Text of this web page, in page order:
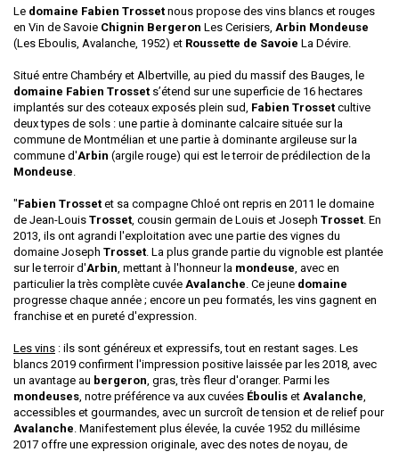
Le domaine Fabien Trosset nous propose des vins blancs et rouges
en Vin de Savoie Chignin Bergeron Les Cerisiers, Arbin Mondeuse
(Les Eboulis, Avalanche, 1952) et Roussette de Savoie La Dévire.
Situé entre Chambéry et Albertville, au pied du massif des Bauges, le
domaine Fabien Trosset s’étend sur une superficie de 16 hectares
implantés sur des coteaux exposés plein sud, Fabien Trosset cultive
deux types de sols : une partie à dominante calcaire située sur la
commune de Montmélian et une partie à dominante argileuse sur la
commune d'Arbin (argile rouge) qui est le terroir de prédilection de la
Mondeuse
"Fabien Trosset et sa compagne Chloé ont repris en 2011 le domaine
de Jean-Louis Trosset , cousin germain de Louis et Joseph Trosset . En
2013, ils ont agrandi l'exploitation avec une partie des vignes du
domaine Joseph Trosset . La plus grande partie du vignoble est plantée
sur le terroir d'Arbin , mettant à l'honneur la mondeuse , avec en
particulier la très complète cuvée Avalanche . Ce jeune domaine
progresse chaque année ; encore un peu formatés, les vins gagnent en
franchise et en pureté d'expression.
Les vins : ils sont généreux et expressifs, tout en restant sages. Les
blancs 2019 confirment l'impression positive laissée par les 2018, avec
un avantage au bergeron , gras, très fleur d'oranger. Parmi les
mondeuses , notre préférence va aux cuvées Éboulis et Avalanche
accessibles et gourmandes, avec un surcroît de tension et de relief pour
Avalanche . Manifestement plus élevée, la cuvée 1952 du millésime
2017 offre une expression originale, avec des notes de noyau, de